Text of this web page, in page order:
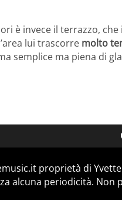
è invece il terrazzo,
lui trascorre molto
semplice ma piena di
proprietà di
alcuna periodicità. Non